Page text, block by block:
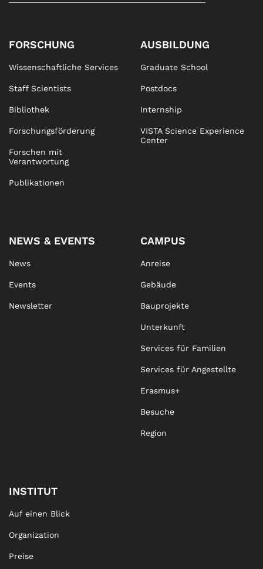
FORSCHUNG
Wissenschaftliche Services
Staff Scientists
Bibliothek
Forschungsförderung
Forschen mit
Verantwortung
Publikationen
AUSBILDUNG
Graduate School
Postdocs
Internship
VISTA Science Experience
Center
NEWS & EVENTS
News
Events
Newsletter
CAMPUS
Anreise
Gebäude
Bauprojekte
Unterkunft
Services für Familien
Services für Angestellte
Erasmus+
Besuche
Region
INSTITUT
Auf einen Blick
Organization
Preise